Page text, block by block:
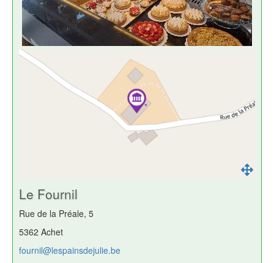
Le Fournil
Rue de la Préale, 5
5362 Achet
fournil@lespainsdejulie.be